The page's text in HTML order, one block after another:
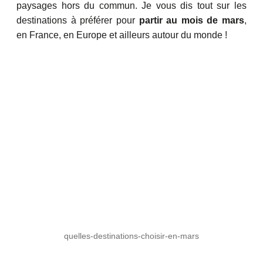
paysages hors du commun. Je vous dis tout sur les
destinations à préférer pourpartir au mois de mars,
en France, en Europe et ailleurs autour du monde !
quelles-destinations-choisir-en-mars